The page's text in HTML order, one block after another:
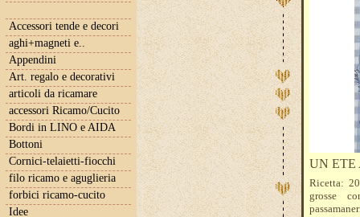
Accessori tende e decori
aghi+magneti e..
Appendini
Art. regalo e decorativi
articoli da ricamare
accessori Ricamo/Cucito
Bordi in LINO e AIDA
Bottoni
Cornici-telaietti-fiocchi
filo ricamo e aguglieria
forbici ricamo-cucito
Idee
UN ETE
Ricetta:
grosse